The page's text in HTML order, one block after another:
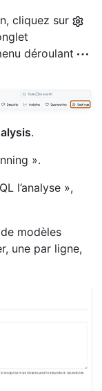
cliquez sur
déroulant
.
».
l’analyse »,
modèles
une par ligne,